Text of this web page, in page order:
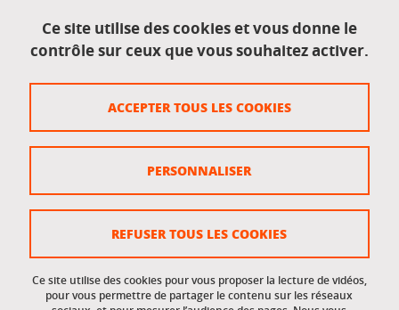
Données personnelles
Crédits
Gestion des cookies
Accessibilité : non conforme
Accès réservés
Ce site utilise des cookies et vous donne le
contrôle sur ceux que vous souhaitez activer.
Ce site utilise des cookies pour vous proposer la lecture de vidéos,
pour vous permettre de partager le contenu sur les réseaux
ACCEPTER TOUS LES COOKIES
REFUSER TOUS LES COOKIES
PERSONNALISER